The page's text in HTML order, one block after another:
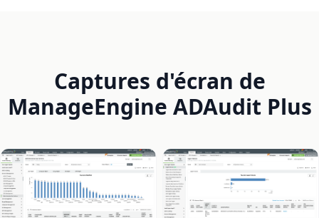
Captures d'écran de
ManageEngine ADAudit Plus